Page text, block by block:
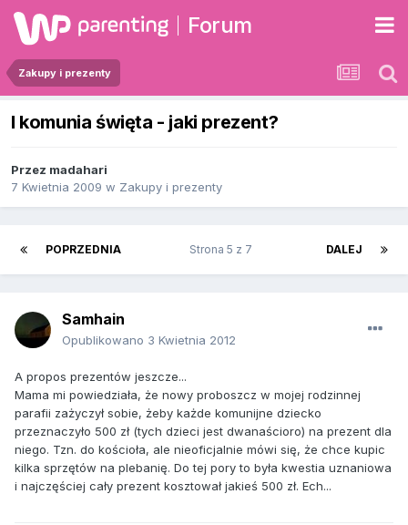
Forum
Zakupy i prezenty
I komunia święta - jaki prezent?
Przez madahari
7 Kwietnia 2009 w Zakupy i prezenty
POPRZEDNIA DALEJ
Strona 5 z 7
Samhain
Opublikowano 3 Kwietnia 2012
A propos prezentów jeszcze...
Mama mi powiedziała, że nowy proboszcz w mojej rodzinnej
parafii zażyczył sobie, żeby każde komunijne dziecko
przeznaczyło 500 zł (tych dzieci jest dwanaścioro) na prezent dla
niego. Tzn. do kościoła, ale nieoficjalnie mówi się, że chce kupic
kilka sprzętów na plebanię. Do tej pory to była kwestia uznaniowa
i najczęściej cały prezent kosztował jakieś 500 zł. Ech...